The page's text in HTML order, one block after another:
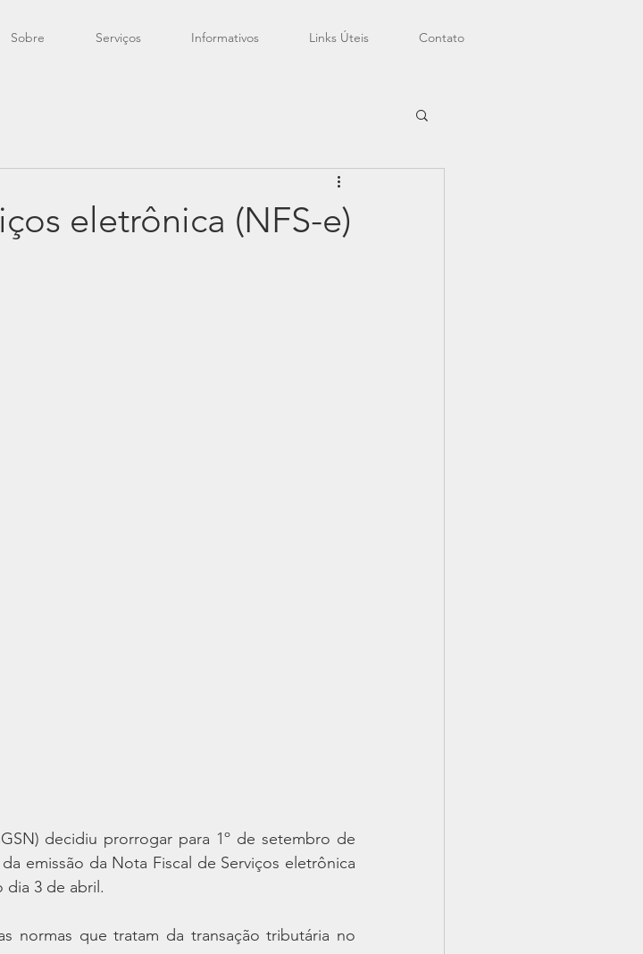
Sobre Serviços Informativos Links Úteis Contato
eletrônica (NFS-e)
decidiu prorrogar para 1º de setembro de
emissão da Nota Fiscal de Serviços eletrônica
dia 3 de abril.
normas que tratam da transação tributária no